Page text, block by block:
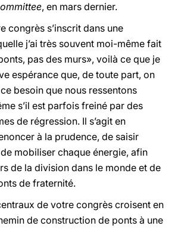
, en mars dernier.
congrès s’inscrit dans une
j’ai très souvent moi-même fait
pas des murs», voilà ce que je
espérance que, de toute part, on
besoin que nous ressentons
s’il est parfois freiné par des
de régression. Il s’agit en
à la prudence, de saisir
mobiliser chaque énergie, afin
de la division dans le monde et de
de fraternité.
de votre congrès croisent en
de construction de ponts à une